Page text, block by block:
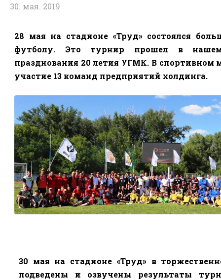
30. мая. 2019
28 мая на стадионе «Труд» состоялся
футболу. Это турнир прошел в
празднования 20 летия УГМК. В спортивном
участие 13 команд предприятий холдинга.
30 мая на стадионе «Труд» в
подведены и озвучены результаты